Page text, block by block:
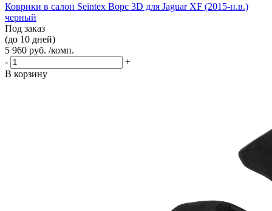
Коврики в салон Seintex Ворс 3D для Jaguar XF (2015-н.в.)
черный
Под заказ
(до 10 дней)
5 960 руб. /комп.
-
+
В корзину